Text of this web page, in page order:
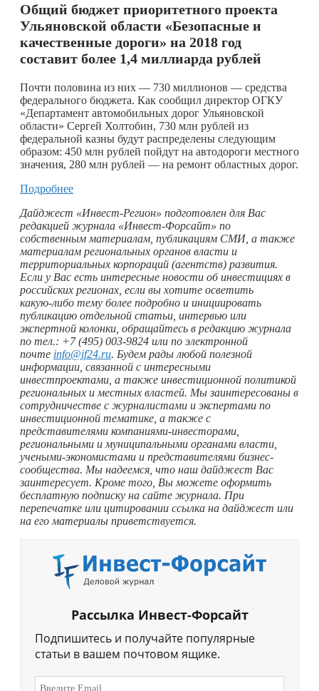
Общий бюджет приоритетного проекта
Ульяновской области «Безопасные и
качественные дороги» на 2018 год
составит более 1,4 миллиарда рублей
Почти половина из них — 730 миллионов — средства
федерального бюджета. Как сообщил директор ОГКУ
«Департамент автомобильных дорог Ульяновской
области» Сергей Холтобин, 730 млн рублей из
федеральной казны будут распределены следующим
образом: 450 млн рублей пойдут на автодороги местного
значения, 280 млн рублей — на ремонт областных дорог.
Подробнее
Дайджест «Инвест-Регион» подготовлен для Вас
редакцией журнала «Инвест-Форсайт» по
собственным материалам, публикациям СМИ, а также
материалам региональных органов власти и
территориальных корпораций (агентств) развития.
Если у Вас есть интересные новости об инвестициях в
российских регионах, если вы хотите осветить
какую-либо тему более подробно и инициировать
публикацию отдельной статьи, интервью или
экспертной колонки, обращайтесь в редакцию журнала
по тел.: +7 (495) 003-9824 или по электронной
почте info@if24.ru. Будем рады любой полезной
информации, связанной с интересными
инвестпроектами, а также инвестиционной политикой
региональных и местных властей. Мы заинтересованы в
сотрудничестве с журналистами и экспертами по
инвестиционной тематике, а также с
представителями компаниями-инвесторами,
региональными и муниципальными органами власти,
учеными-экономистами и представителями бизнес-
сообщества. Мы надеемся, что наш дайджест Вас
заинтересует. Кроме того, Вы можете оформить
бесплатную подписку на сайте журнала. При
перепечатке или цитировании ссылка на дайджест или
на его материалы приветствуется.
Рассылка Инвест-Форсайт
Подпишитесь и получайте популярные
статьи в вашем почтовом ящике.